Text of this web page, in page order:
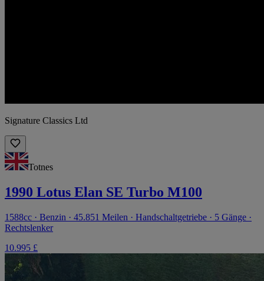
Signature Classics Ltd
Totnes
1990 Lotus Elan SE Turbo M100
1588cc · Benzin · 45.851 Meilen · Handschaltgetriebe · 5 Gänge ·
Rechtslenker
10.995 £